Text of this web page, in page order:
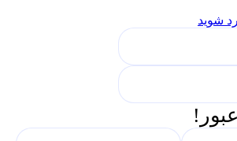
شوید